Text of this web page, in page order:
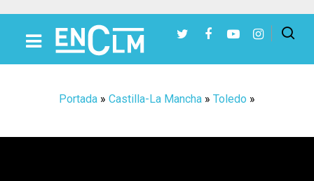
Portada » Castilla-La Mancha » Toledo »